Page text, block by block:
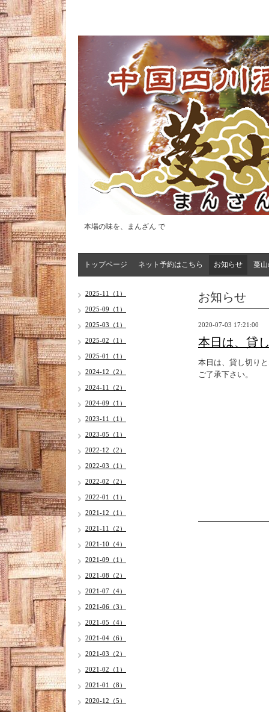
本場の味を、まんざん で
トップページ ネット予約はこちら お知らせ 蔓
お知らせ
2020-07-03 17:21:00
本日は、貸
本日は、貸し切り
ご了承下さい。
2025-11（1）
2025-09（1）
2025-03（1）
2025-02（1）
2025-01（1）
2024-12（2）
2024-11（2）
2024-09（1）
2023-11（1）
2023-05（1）
2022-12（2）
2022-03（1）
2022-02（2）
2022-01（1）
2021-12（1）
2021-11（2）
2021-10（4）
2021-09（1）
2021-08（2）
2021-07（4）
2021-06（3）
2021-05（4）
2021-04（6）
2021-03（2）
2021-02（1）
2021-01（8）
2020-12（5）